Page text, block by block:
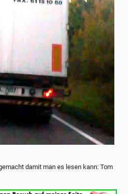
damit man es lesen kann: Tom